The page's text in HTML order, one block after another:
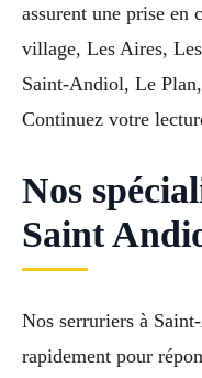
assurent une prise en
village, Les Aires,
Saint-Andiol, Le
Continuez votre
Nos
Saint
Nos serruriers à
rapidement pour